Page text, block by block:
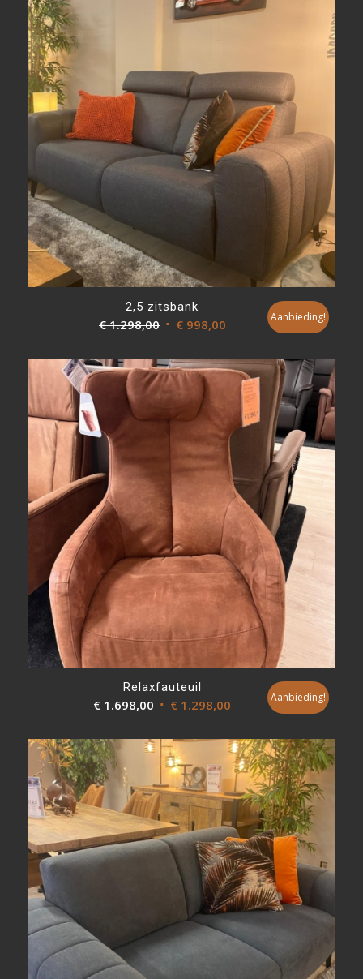
2,5 zitsbank
€1.298,00 Oorspronkelijke
was:
€ 1.298,00.
€998,00Huidige
is:
€ 998,00.
Aanbieding!
Relaxfauteuil
€1.698,00 Oorspronkelijke
was:
€ 1.698,00.
€ 1.298,00 Huidige
is:
€ 1.298,00.
Aanbieding!